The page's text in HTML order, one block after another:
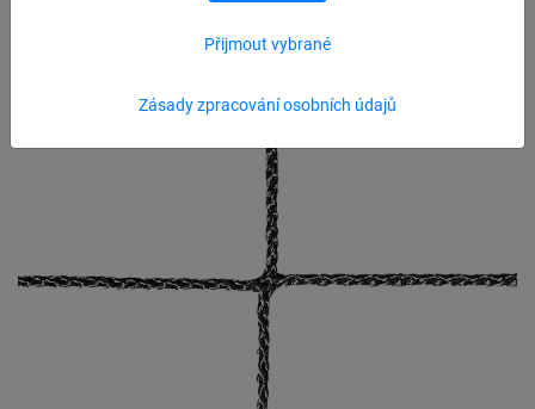
Zásady zpracování osobních údajů
Přijmout vybrané